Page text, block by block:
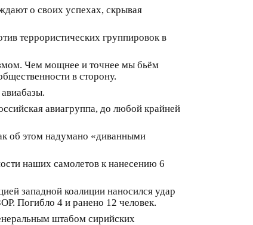
о своих успехах, скрывая
террористических группировок в
Чем мощнее и точнее мы бьём
в сторону.
авиагруппа, до любой крайней
об этом надумано «диванными
наших самолетов к нанесению 6
западной коалиции наносился удар
Погибло 4 и ранено 12 человек.
штабом сирийских